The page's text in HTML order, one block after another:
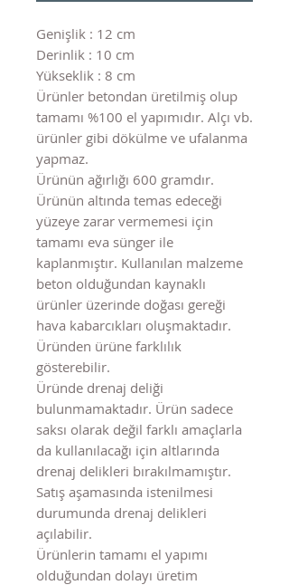
Genişlik : 12 cm
Derinlik : 10 cm
Yükseklik : 8 cm
Ürünler betondan üretilmiş olup
tamamı %100 el yapımıdır. Alçı vb.
ürünler gibi dökülme ve ufalanma
yapmaz.
Ürünün ağırlığı 600 gramdır.
Ürünün altında temas edeceği
yüzeye zarar vermemesi için
tamamı eva sünger ile
kaplanmıştır. Kullanılan malzeme
beton olduğundan kaynaklı
ürünler üzerinde doğası gereği
hava kabarcıkları oluşmaktadır.
Üründen ürüne farklılık
gösterebilir.
Üründe drenaj deliği
bulunmamaktadır. Ürün sadece
saksı olarak değil farklı amaçlarla
da kullanılacağı için altlarında
drenaj delikleri bırakılmamıştır.
Satış aşamasında istenilmesi
durumunda drenaj delikleri
açılabilir.
Ürünlerin tamamı el yapımı
olduğundan dolayı üretim